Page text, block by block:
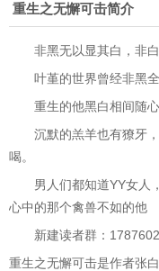
重生之无懈可击简介
非黑无以显其白，非
叶堇的世界曾经非黑
重生的他黑白相间随
沉默的羔羊也有獠牙
喝。
男人们都知道YY女人
心中的那个禽兽不如的他
新建读者群：
重生之无懈可击是作者张